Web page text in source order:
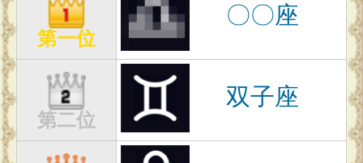
第一位
〇〇座
第二位
双子座